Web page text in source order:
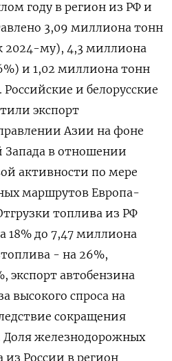
году в регион из РФ и
3,09 миллиона тонн
2024-му), 4,3 миллиона
и 1,02 миллиона тонн
и белорусские
экспорт
Азии на фоне
Запада в отношении
активности по мере
маршрутов Европа-
топлива из РФ
18% до 7,47 миллиона
- ⁠на 26%,
экспорт автобензина
высокого спроса на
сокращения
Доля железнодорожных
из России в регион